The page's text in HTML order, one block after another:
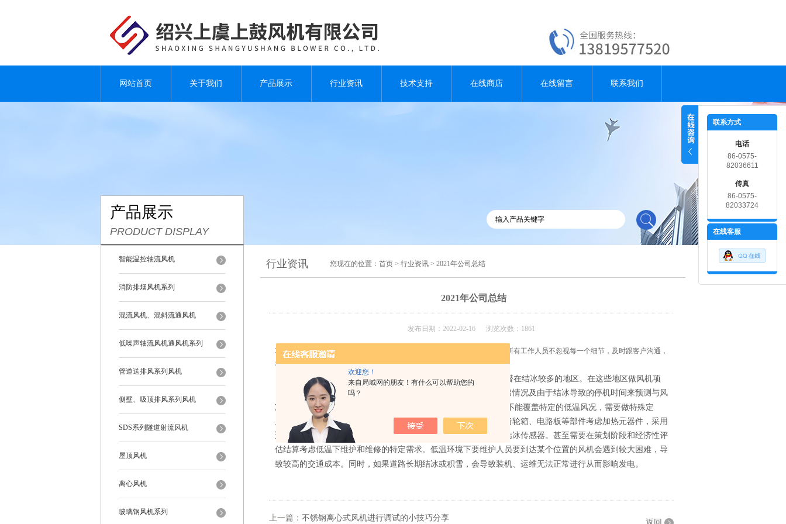
欢迎您！
来自局域网的朋友！有什么可以帮助您的
吗？
网站首页 关于我们 产品展示 行业资讯 技术支持 在线商店 在线留言 联系我们
产品展示
PRODUCT DISPLAY
智能温控轴流风机
消防排烟风机系列
混流风机、混斜流通风机
低噪声轴流风机通风机系列
管道送排风系列风机
侧壁、吸顶排风系列风机
SDS系列隧道射流风机
屋顶风机
离心风机
玻璃钢风机系列
行业资讯 您现在的位置： 首页 > 行业资讯 > 2021年公司总结
2021年公司总结
发布日期：2022-02-16 浏览次数：1861
2021年已经收工，上鼓风机正在一年比一年高的速度，在日常工作中，我们所有工作人员不忽视每一个细节，及时跟客户沟通，
咨询客户的需求，来改进产品的细节！
一些风电项目的经济性也会受到低温环境的影响，特别是在潜在结冰较多的地区。在这些地区做风机项
目规划，需要预测结冰发生的类型和周期，需要通过了解功率输出情况及由于结冰导致的停机时间来预测与风
况相关的温度频谱分布。如有必要，可能存在目前
类风况不能覆盖特定的低温风况，需要做特殊定
义。特定低温工况的风机可能需要特定的设备，如需要在叶片、齿轮箱、电路板等部件考虑加热元器件，采用
适用极低温度的钢材，采用自加热的风向标和风速仪或者特定的结冰传感器。甚至需要在策划阶段和经济性评
估结算考虑低温下维护和维修的特定需求。低温环境下要维护人员要到达某个位置的风机会遇到较大困难，导
致较高的交通成本。同时，如果道路长期结冰或积雪，会导致装机、运维无法正常进行从而影响发电。
上一篇： 不锈钢离心式风机进行调试的小技巧分享
联系方式
电话
86-0575-
82036611
传真
86-0575-
82033724
在线客服